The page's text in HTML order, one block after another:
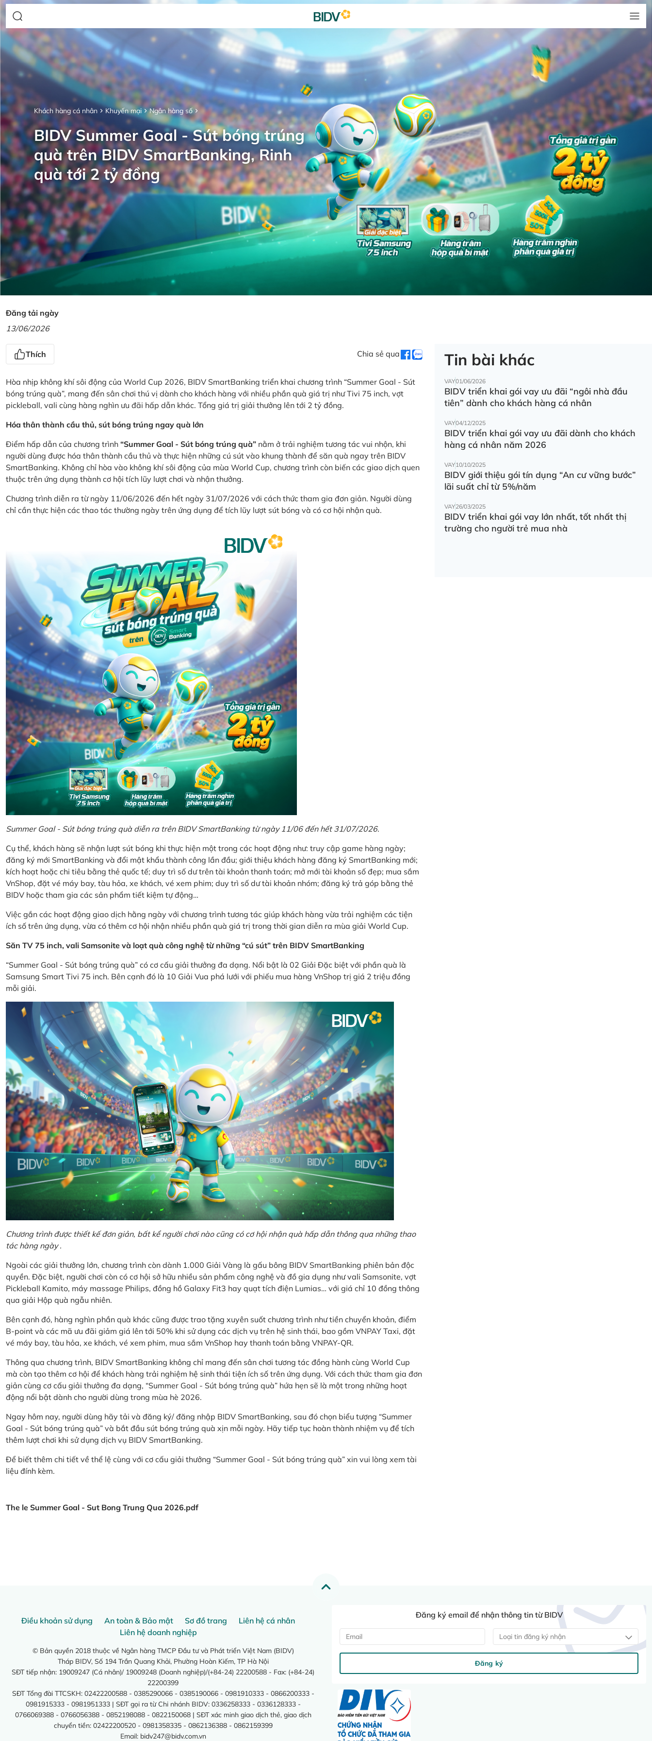
Khách hàng cá nhân Khuyến mại Ngân hàng số
BIDV Summer Goal - Sút bóng trúng
quà trên BIDV SmartBanking, Rinh
quà tới 2 tỷ đồng
Đăng tải ngày
13/06/2026
Thích Chia sẻ qua
Hòa nhịp không khí sôi động của World Cup 2026, BIDV SmartBanking triển khai chương trình “Summer Goal - Sút
bóng trúng quà”, mang đến sân chơi thú vị dành cho khách hàng với nhiều phần quà giá trị như Tivi 75 inch, vợt
pickleball, vali cùng hàng nghìn ưu đãi hấp dẫn khác. Tổng giá trị giải thưởng lên tới 2 tỷ đồng.
Hóa thân thành cầu thủ, sút bóng trúng ngay quà lớn
Điểm hấp dẫn của chương trình “Summer Goal - Sút bóng trúng quà” nằm ở trải nghiệm tương tác vui nhộn, khi
người dùng được hóa thân thành cầu thủ và thực hiện những cú sút vào khung thành để săn quà ngay trên BIDV
SmartBanking. Không chỉ hòa vào không khí sôi động của mùa World Cup, chương trình còn biến các giao dịch quen
thuộc trên ứng dụng thành cơ hội tích lũy lượt chơi và nhận thưởng.
Chương trình diễn ra từ ngày 11/06/2026 đến hết ngày 31/07/2026 với cách thức tham gia đơn giản. Người dùng
chỉ cần thực hiện các thao tác thường ngày trên ứng dụng để tích lũy lượt sút bóng và có cơ hội nhận quà.
Summer Goal - Sút bóng trúng quà diễn ra trên BIDV SmartBanking từ ngày 11/06 đến hết 31/07/2026.
Cụ thể, khách hàng sẽ nhận lượt sút bóng khi thực hiện một trong các hoạt động như: truy cập game hàng ngày;
đăng ký mới SmartBanking và đổi mật khẩu thành công lần đầu; giới thiệu khách hàng đăng ký SmartBanking mới;
kích hoạt hoặc chi tiêu bằng thẻ quốc tế; duy trì số dư trên tài khoản thanh toán; mở mới tài khoản số đẹp; mua sắm
VnShop, đặt vé máy bay, tàu hỏa, xe khách, vé xem phim; duy trì số dư tài khoản nhóm; đăng ký trả góp bằng thẻ
BIDV hoặc tham gia các sản phẩm tiết kiệm tự động…
Việc gắn các hoạt động giao dịch hằng ngày với chương trình tương tác giúp khách hàng vừa trải nghiệm các tiện
ích số trên ứng dụng, vừa có thêm cơ hội nhận nhiều phần quà giá trị trong thời gian diễn ra mùa giải World Cup.
Săn TV 75 inch, vali Samsonite và loạt quà công nghệ từ những “cú sút” trên BIDV SmartBanking
“Summer Goal - Sút bóng trúng quà” có cơ cấu giải thưởng đa dạng. Nổi bật là 02 Giải Đặc biệt với phần quà là
Samsung Smart Tivi 75 inch. Bên cạnh đó là 10 Giải Vua phá lưới với phiếu mua hàng VnShop trị giá 2 triệu đồng
mỗi giải.
Chương trình được thiết kế đơn giản, bất kể người chơi nào cũng có cơ hội nhận quà hấp dẫn thông qua những thao
tác hàng ngày .
Ngoài các giải thưởng lớn, chương trình còn dành 1.000 Giải Vàng là gấu bông BIDV SmartBanking phiên bản độc
quyền. Đặc biệt, người chơi còn có cơ hội sở hữu nhiều sản phẩm công nghệ và đồ gia dụng như vali Samsonite, vợt
Pickleball Kamito, máy massage Philips, đồng hồ Galaxy Fit3 hay quạt tích điện Lumias… với giá chỉ 10 đồng thông
qua giải Hộp quà ngẫu nhiên.
Bên cạnh đó, hàng nghìn phần quà khác cũng được trao tặng xuyên suốt chương trình như tiền chuyển khoản, điểm
B-point và các mã ưu đãi giảm giá lên tới 50% khi sử dụng các dịch vụ trên hệ sinh thái, bao gồm VNPAY Taxi, đặt
vé máy bay, tàu hỏa, xe khách, vé xem phim, mua sắm VnShop hay thanh toán bằng VNPAY-QR.
Thông qua chương trình, BIDV SmartBanking không chỉ mang đến sân chơi tương tác đồng hành cùng World Cup
mà còn tạo thêm cơ hội để khách hàng trải nghiệm hệ sinh thái tiện ích số trên ứng dụng. Với cách thức tham gia đơn
giản cùng cơ cấu giải thưởng đa dạng, “Summer Goal - Sút bóng trúng quà” hứa hẹn sẽ là một trong những hoạt
động nổi bật dành cho người dùng trong mùa hè 2026.
Ngay hôm nay, người dùng hãy tải và đăng ký/ đăng nhập BIDV SmartBanking, sau đó chọn biểu tượng “Summer
Goal - Sút bóng trúng quà” và bắt đầu sút bóng trúng quà xịn mỗi ngày. Hãy tiếp tục hoàn thành nhiệm vụ để tích
thêm lượt chơi khi sử dụng dịch vụ BIDV SmartBanking.
Để biết thêm chi tiết về thể lệ cùng với cơ cấu giải thưởng “Summer Goal - Sút bóng trúng quà” xin vui lòng xem tài
liệu đính kèm.
The le Summer Goal - Sut Bong Trung Qua 2026.pdf
Tin bài khác
VAY01/06/2026
BIDV triển khai gói vay ưu đãi “ngôi nhà đầu
tiên” dành cho khách hàng cá nhân
VAY04/12/2025
BIDV triển khai gói vay ưu đãi dành cho khách
hàng cá nhân năm 2026
VAY10/10/2025
BIDV giới thiệu gói tín dụng “An cư vững bước”
lãi suất chỉ từ 5%/năm
VAY26/03/2025
BIDV triển khai gói vay lớn nhất, tốt nhất thị
trường cho người trẻ mua nhà
Điều khoản sử dụng An toàn & Bảo mật Sơ đồ trang
Liên hệ cá nhân
Liên hệ doanh nghiệp
© Bản quyền 2018 thuộc về Ngân hàng TMCP Đầu tư và Phát triển Việt Nam (BIDV)
Tháp BIDV, Số 194 Trần Quang Khải, Phường Hoàn Kiếm, TP Hà Nội
SĐT tiếp nhận: 19009247 (Cá nhân)/ 19009248 (Doanh nghiệp)/(+84-24) 22200588 - Fax: (+84-24)
22200399
SĐT Tổng đài TTCSKH: 02422200588 - 0385290066 - 0385190066 - 0981910333 - 0866200333 -
0981915333 - 0981951333 | SĐT gọi ra từ Chi nhánh BIDV: 0336258333 - 0336128333 -
0766069388 - 0766056388 - 0852198088 - 0822150068 | SĐT xác minh giao dịch thẻ, giao dịch
chuyển tiền: 02422200520 - 0981358335 - 0862136388 - 0862159399
Email: bidv247@bidv.com.vn
Đăng ký email để nhận thông tin từ BIDV
Loại tin đăng ký nhận
Đăng ký